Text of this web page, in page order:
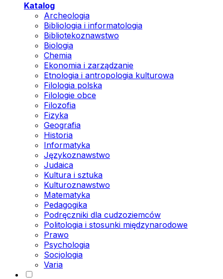
Katalog
Archeologia
Bibliologia i informatologia
Bibliotekoznawstwo
Biologia
Chemia
Ekonomia i zarządzanie
Etnologia i antropologia kulturowa
Filologia polska
Filologie obce
Filozofia
Fizyka
Geografia
Historia
Informatyka
Językoznawstwo
Judaica
Kultura i sztuka
Kulturoznawstwo
Matematyka
Pedagogika
Podręczniki dla cudzoziemców
Politologia i stosunki międzynarodowe
Prawo
Psychologia
Socjologia
Varia